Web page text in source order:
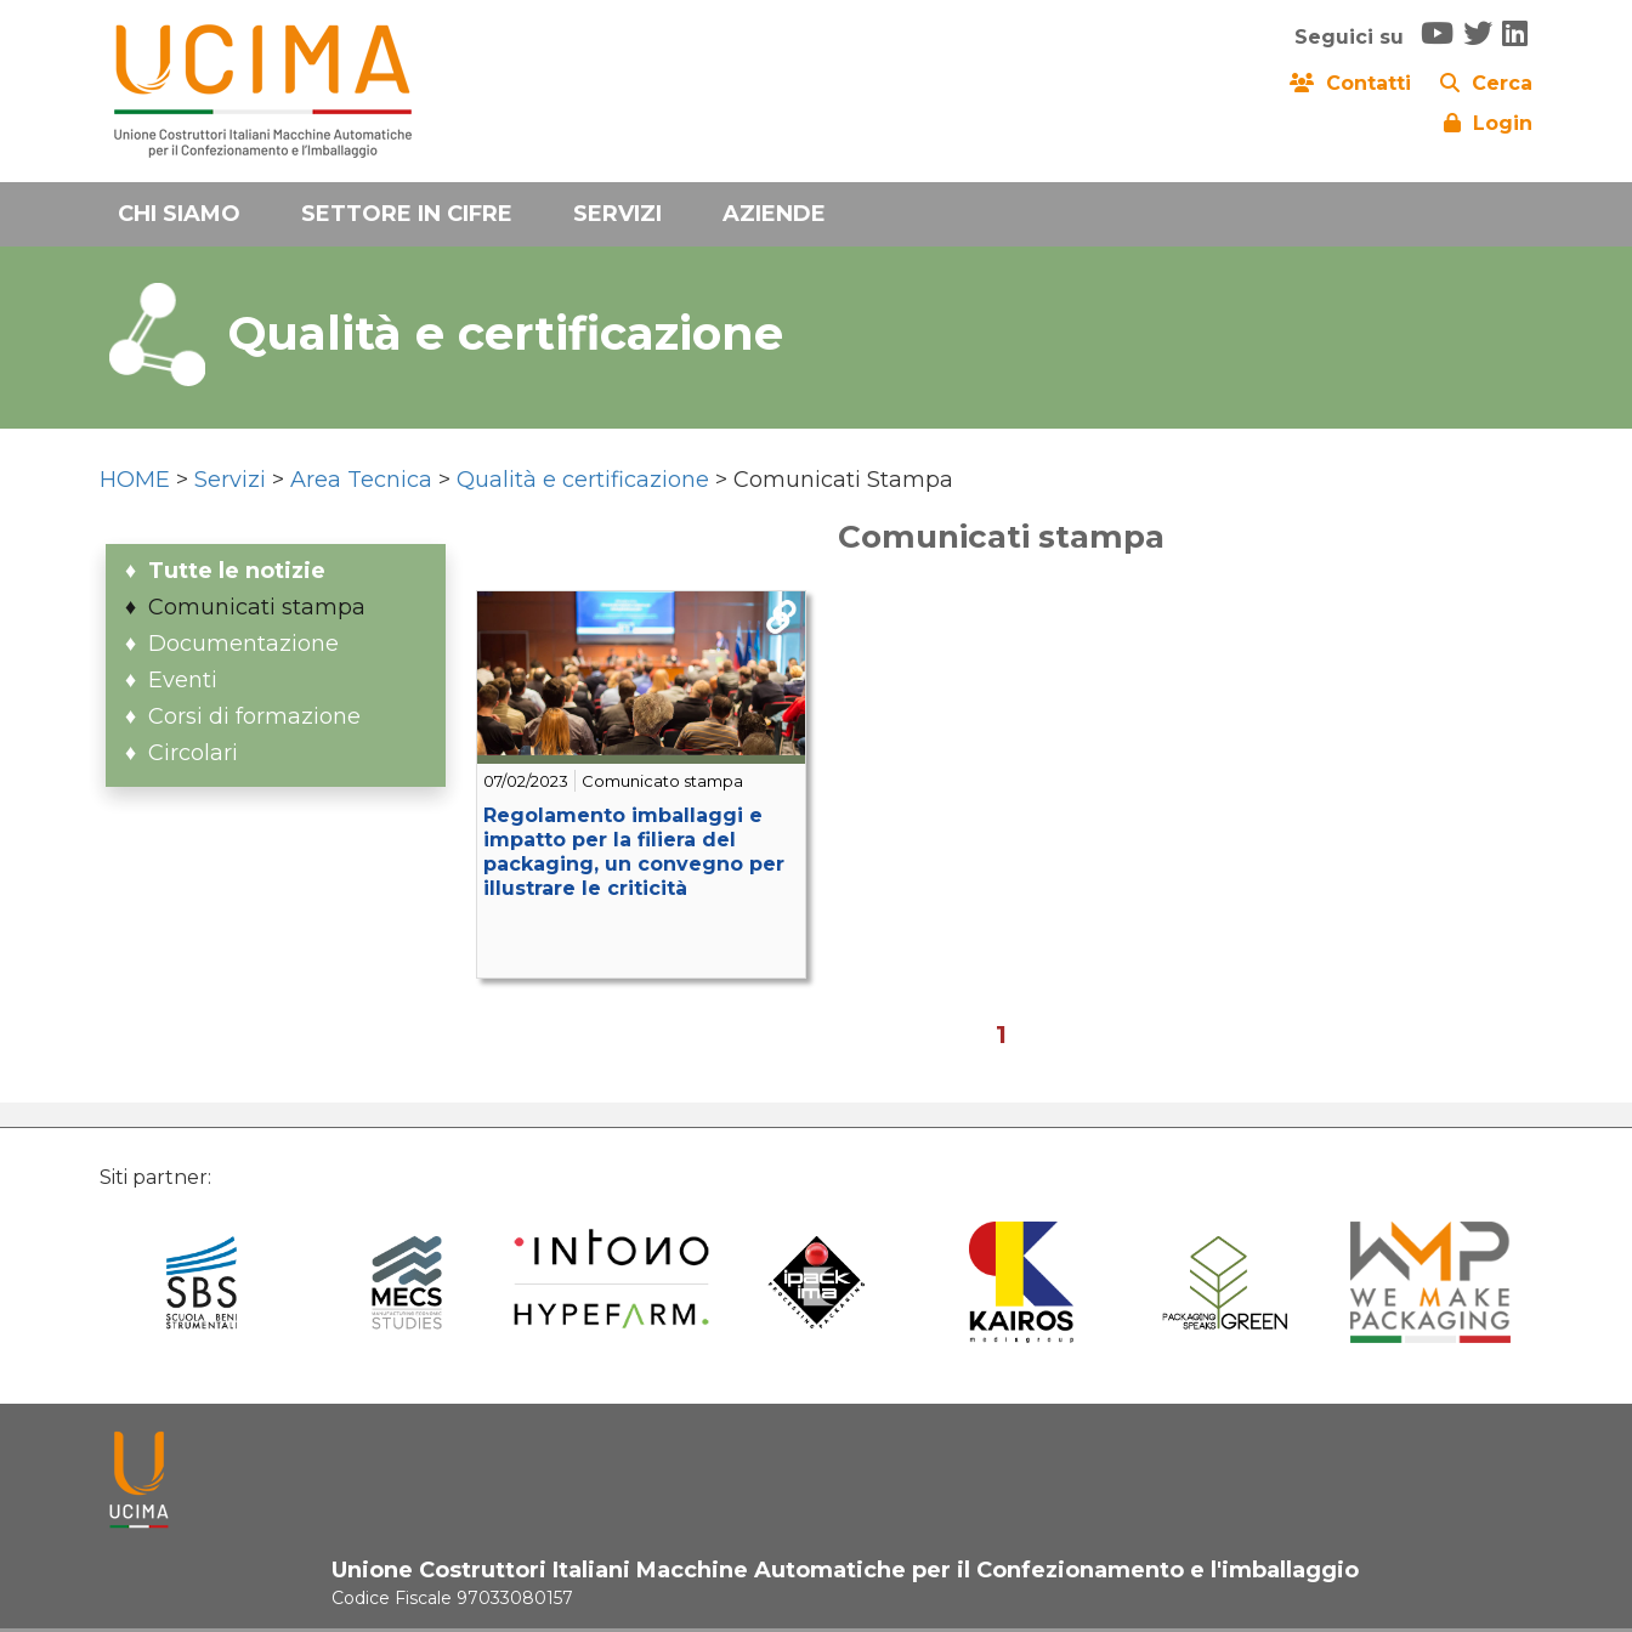
Seguici su
Contatti
Cerca
Login
CHI SIAMO SETTORE IN CIFRE SERVIZI AZIENDE
Qualità e certificazione
HOME > Servizi > Area Tecnica > Qualità e certificazione > Comunicati Stampa
Tutte le notizie
Comunicati stampa
Documentazione
Eventi
Corsi di formazione
Circolari
Comunicati stampa
07/02/2023 Comunicato stampa
Regolamento imballaggi e
impatto per la filiera del
packaging, un convegno per
illustrare le criticità
1
Siti partner:
Unione Costruttori Italiani Macchine Automatiche per il Confezionamento e l'imballaggio
Codice Fiscale 97033080157